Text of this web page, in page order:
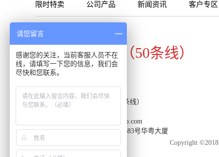
限时特卖 公司产品 新闻资讯 客户专区
咨询专线
020-34821111（50条线）
客服热线：020-34821111（50条线）
邮箱：support-reacon@huayueco.com
地址：广州市番禺区兴南大道483号华粤大厦
Copyright
请您留言
感谢您的关注，当前客服人员不在
线，请填写一下您的信息，我们会
尽快和您联系。